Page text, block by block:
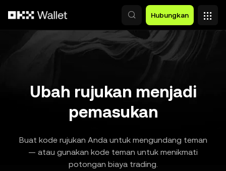
Hubungkan
Ubah rujukan menjadi
pemasukan
Buat kode rujukan Anda untuk mengundang teman
— atau gunakan kode teman untuk menikmati
potongan biaya trading.